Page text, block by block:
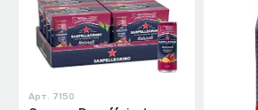
Арт. 7150